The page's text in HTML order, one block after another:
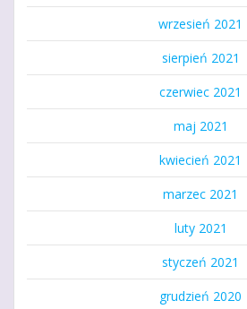
wrzesień 2021
sierpień 2021
czerwiec 2021
maj 2021
kwiecień 2021
marzec 2021
luty 2021
styczeń 2021
grudzień 2020